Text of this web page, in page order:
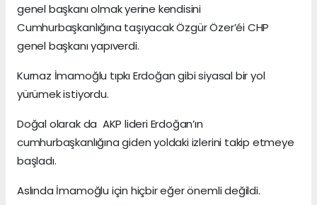
genel başkanı olmak yerine kendisini
Cumhurbaşkanlığına taşıyacak Özgür Özer’éi CHP
genel başkanı yapıverdi.
Kurnaz İmamoğlu tıpkı Erdoğan gibi siyasal bir yol
yürümek istiyordu.
Doğal olarak da AKP lideri Erdoğan’ın
cumhurbaşkanlığına giden yoldaki izlerini takip etmeye
başladı.
Aslında İmamoğlu için hiçbir eğer önemli değildi.